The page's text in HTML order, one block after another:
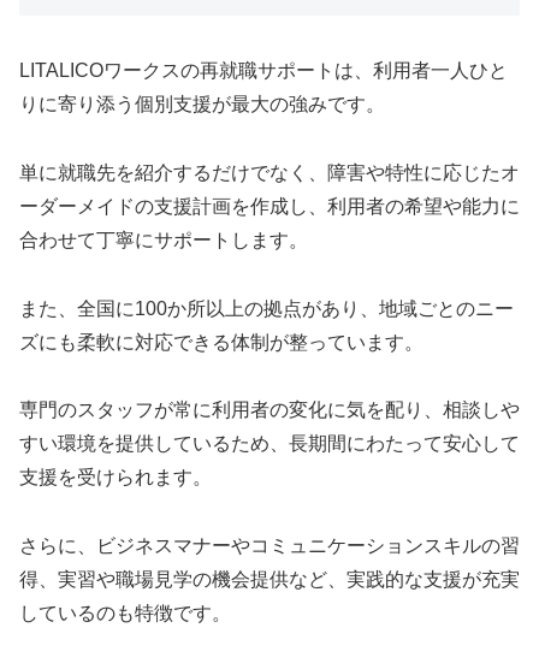
LITALICOワークスの再就職サポートは、利用者一人ひと
りに寄り添う個別支援が最大の強みです。
単に就職先を紹介するだけでなく、障害や特性に応じたオ
ーダーメイドの支援計画を作成し、利用者の希望や能力に
合わせて丁寧にサポートします。
また、全国に100か所以上の拠点があり、地域ごとのニー
ズにも柔軟に対応できる体制が整っています。
専門のスタッフが常に利用者の変化に気を配り、相談しや
すい環境を提供しているため、長期間にわたって安心して
支援を受けられます。
さらに、ビジネスマナーやコミュニケーションスキルの習
得、実習や職場見学の機会提供など、実践的な支援が充実
しているのも特徴です。